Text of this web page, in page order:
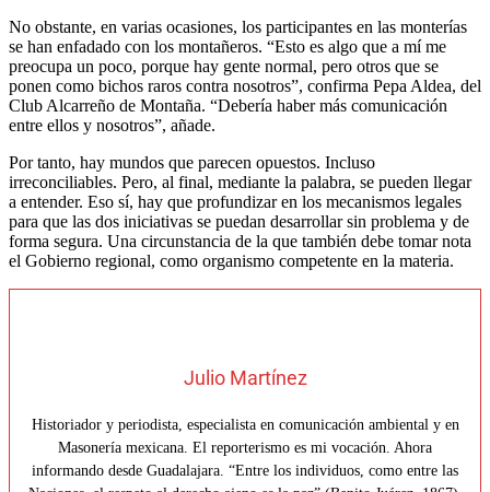
No obstante, en varias ocasiones, los participantes en las monterías
se han enfadado con los montañeros. “Esto es algo que a mí me
preocupa un poco, porque hay gente normal, pero otros que se
ponen como bichos raros contra nosotros”, confirma Pepa Aldea, del
Club Alcarreño de Montaña. “Debería haber más comunicación
entre ellos y nosotros”, añade.
Por tanto, hay mundos que parecen opuestos. Incluso
irreconciliables. Pero, al final, mediante la palabra, se pueden llegar
a entender. Eso sí, hay que profundizar en los mecanismos legales
para que las dos iniciativas se puedan desarrollar sin problema y de
forma segura. Una circunstancia de la que también debe tomar nota
el Gobierno regional, como organismo competente en la materia.
Julio Martínez
Historiador y periodista, especialista en comunicación ambiental y en
Masonería mexicana. El reporterismo es mi vocación. Ahora
informando desde Guadalajara. “Entre los individuos, como entre las